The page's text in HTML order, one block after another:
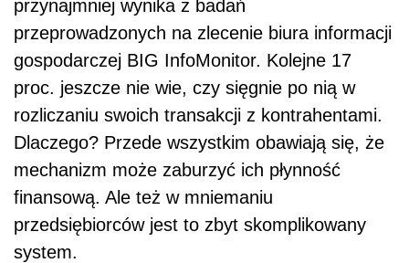
przynajmniej wynika z badań
przeprowadzonych na zlecenie biura informacji
gospodarczej BIG InfoMonitor. Kolejne 17
proc. jeszcze nie wie, czy sięgnie po nią w
rozliczaniu swoich transakcji z kontrahentami.
Dlaczego? Przede wszystkim obawiają się, że
mechanizm może zaburzyć ich płynność
finansową. Ale też w mniemaniu
przedsiębiorców jest to zbyt skomplikowany
system.